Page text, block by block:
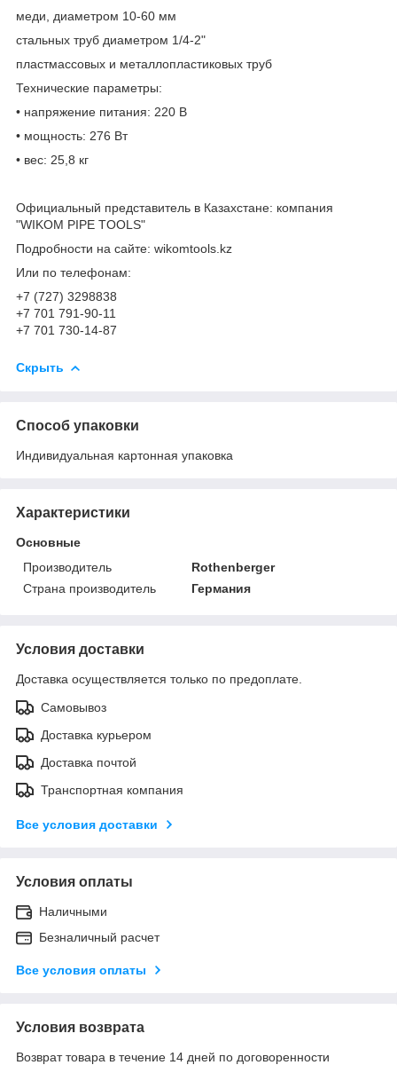
меди, диаметром 10-60 мм
стальных труб диаметром 1/4-2"
пластмассовых и металлопластиковых труб
Технические параметры:
• напряжение питания: 220 В
• мощность: 276 Вт
• вес: 25,8 кг
Официальный представитель в Казахстане: компания
"WIKOM PIPE TOOLS"
Подробности на сайте: wikomtools.kz
Или по телефонам:
+7 (727) 3298838
+7 701 791-90-11
+7 701 730-14-87
Скрыть
Способ упаковки
Индивидуальная картонная упаковка
Характеристики
Основные
Производитель
Rothenberger
Страна производитель
Германия
Условия доставки
Доставка осуществляется только по предоплате.
Самовывоз
Доставка курьером
Доставка почтой
Транспортная компания
Все условия доставки
Условия оплаты
Наличными
Безналичный расчет
Все условия оплаты
Условия возврата
Возврат товара в течение 14 дней по договоренности